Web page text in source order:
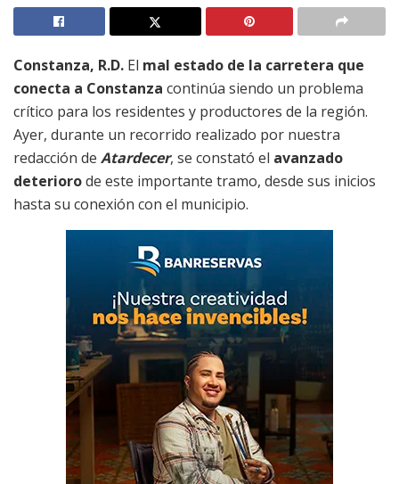
Constanza, R.D. El mal estado de la carretera que
conecta a Constanza continúa siendo un problema
crítico para los residentes y productores de la región.
Ayer, durante un recorrido realizado por nuestra
redacción de Atardecer, se constató el avanzado
deteriorode este importante tramo, desde sus inicios
hasta su conexión con el municipio.